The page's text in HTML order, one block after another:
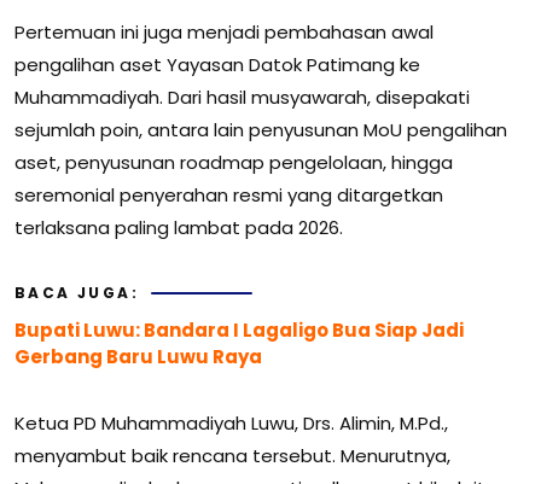
Pertemuan ini juga menjadi pembahasan awal
pengalihan aset Yayasan Datok Patimang ke
Muhammadiyah. Dari hasil musyawarah, disepakati
sejumlah poin, antara lain penyusunan MoU pengalihan
aset, penyusunan roadmap pengelolaan, hingga
seremonial penyerahan resmi yang ditargetkan
terlaksana paling lambat pada 2026.
BACA JUGA:
Bupati Luwu: Bandara I Lagaligo Bua Siap Jadi
Gerbang Baru Luwu Raya
Ketua PD Muhammadiyah Luwu, Drs. Alimin, M.Pd.,
menyambut baik rencana tersebut. Menurutnya,